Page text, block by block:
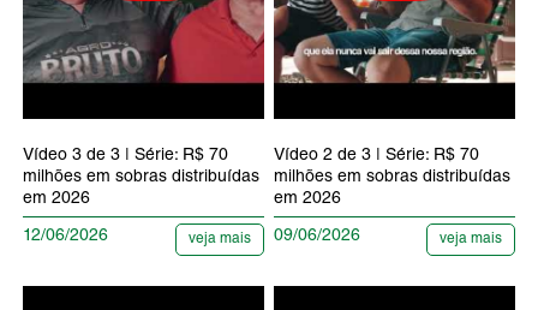
Vídeo 3 de 3 | Série: R$ 70
milhões em sobras distribuídas
em 2026
12/06/2026 veja mais
Vídeo 2 de 3 | Série: R$ 70
milhões em sobras distribuídas
em 2026
09/06/2026 veja mais